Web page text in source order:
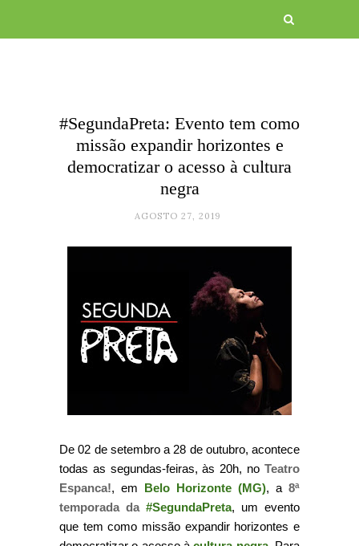
#SegundaPreta: Evento tem como
missão expandir horizontes e
democratizar o acesso à cultura
negra
AGOSTO 27, 2019
De 02 de setembro a 28 de outubro, acontece
todas as segundas-feiras, às 20h, no Teatro
Espanca!, em Belo Horizonte (MG), a 8ª
temporada da #SegundaPreta, um evento
que tem como missão expandir horizontes e